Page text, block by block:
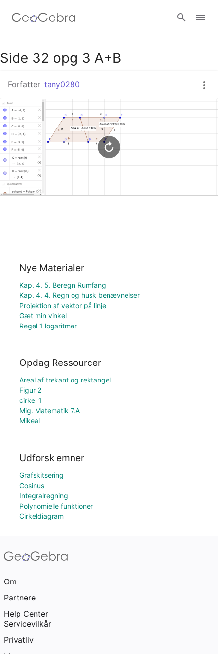
Google Classroom
GeoGebra Classroom
Log ind
Side 32 opg 3 A+B
Forfatter tany0280
Nye Materialer
Kap. 4. 5. Beregn Rumfang
Kap. 4. 4. Regn og husk benævnelser
Projektion af vektor på linje
Gæt min vinkel
Regel 1 logaritmer
Opdag Ressourcer
Areal af trekant og rektangel
Figur 2
cirkel 1
Mig. Matematik 7.A
Mikeal
Udforsk emner
Grafskitsering
Cosinus
Integralregning
Polynomielle funktioner
Cirkeldiagram
Om
Partnere
Help Center
Servicevilkår
Privatliv